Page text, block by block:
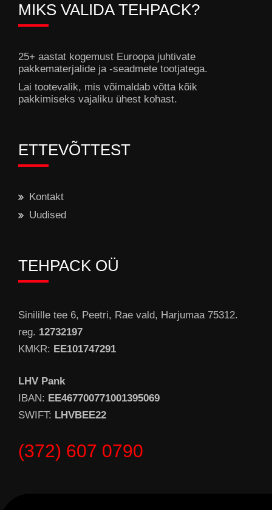
MIKS VALIDA TEHPACK?
25+ aastat kogemust Euroopa juhtivate
pakkematerjalide ja -seadmete tootjatega.
Lai tootevalik, mis võimaldab võtta kõik
pakkimiseks vajaliku ühest kohast.
ETTEVÕTTEST
Kontakt
Uudised
TEHPACK OÜ
Sinilille tee 6, Peetri, Rae vald, Harjumaa 75312.
reg. 12732197
KMKR: EE101747291
LHV Pank
IBAN: EE467700771001395069
SWIFT: LHVBEE22
(372) 607 0790